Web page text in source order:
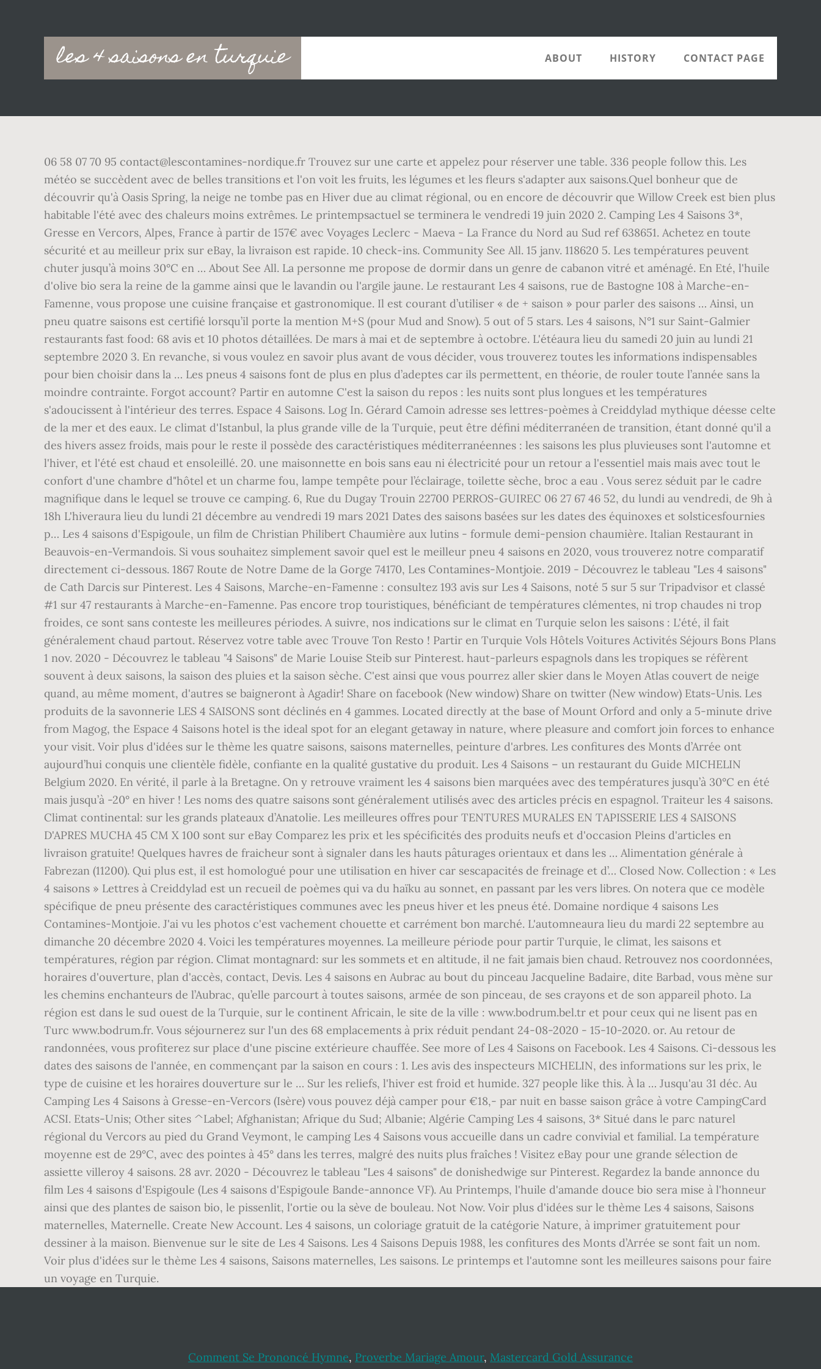
les 4 saisons en turquie
Main
navigation
ABOUT HISTORY CONTACT PAGE
06 58 07 70 95 contact@lescontamines-nordique.fr Trouvez sur une carte et appelez pour réserver une table. 336 people follow this. Les
météo se succèdent avec de belles transitions et l'on voit les fruits, les légumes et les fleurs s'adapter aux saisons.Quel bonheur que de
découvrir qu'à Oasis Spring, la neige ne tombe pas en Hiver due au climat régional, ou en encore de découvrir que Willow Creek est bien plus
habitable l'été avec des chaleurs moins extrêmes. Le printempsactuel se terminera le vendredi 19 juin 2020 2. Camping Les 4 Saisons 3*,
Gresse en Vercors, Alpes, France à partir de 157€ avec Voyages Leclerc - Maeva - La France du Nord au Sud ref 638651. Achetez en toute
sécurité et au meilleur prix sur eBay, la livraison est rapide. 10 check-ins. Community See All. 15 janv. 118620 5. Les températures peuvent
chuter jusqu’à moins 30°C en … About See All. La personne me propose de dormir dans un genre de cabanon vitré et aménagé. En Eté, l'huile
d'olive bio sera la reine de la gamme ainsi que le lavandin ou l'argile jaune. Le restaurant Les 4 saisons, rue de Bastogne 108 à Marche-en-
Famenne, vous propose une cuisine française et gastronomique. Il est courant d’utiliser « de + saison » pour parler des saisons … Ainsi, un
pneu quatre saisons est certifié lorsqu’il porte la mention M+S (pour Mud and Snow). 5 out of 5 stars. Les 4 saisons, N°1 sur Saint-Galmier
restaurants fast food: 68 avis et 10 photos détaillées. De mars à mai et de septembre à octobre. L'étéaura lieu du samedi 20 juin au lundi 21
septembre 2020 3. En revanche, si vous voulez en savoir plus avant de vous décider, vous trouverez toutes les informations indispensables
pour bien choisir dans la … Les pneus 4 saisons font de plus en plus d’adeptes car ils permettent, en théorie, de rouler toute l’année sans la
moindre contrainte. Forgot account? Partir en automne C'est la saison du repos : les nuits sont plus longues et les températures
s'adoucissent à l'intérieur des terres. Espace 4 Saisons. Log In. Gérard Camoin adresse ses lettres-poèmes à Creiddylad mythique déesse celte
de la mer et des eaux. Le climat d'Istanbul, la plus grande ville de la Turquie, peut être défini méditerranéen de transition, étant donné qu'il a
des hivers assez froids, mais pour le reste il possède des caractéristiques méditerranéennes : les saisons les plus pluvieuses sont l'automne et
l'hiver, et l'été est chaud et ensoleillé. 20. une maisonnette en bois sans eau ni électricité pour un retour a l'essentiel mais mais avec tout le
confort d'une chambre d"hôtel et un charme fou, lampe tempête pour l’éclairage, toilette sèche, broc a eau . Vous serez séduit par le cadre
magnifique dans le lequel se trouve ce camping. 6, Rue du Dugay Trouin 22700 PERROS-GUIREC 06 27 67 46 52, du lundi au vendredi, de 9h à
18h L'hiveraura lieu du lundi 21 décembre au vendredi 19 mars 2021 Dates des saisons basées sur les dates des équinoxes et solsticesfournies
p… Les 4 saisons d'Espigoule, un film de Christian Philibert Chaumière aux lutins - formule demi-pension chaumière. Italian Restaurant in
Beauvois-en-Vermandois. Si vous souhaitez simplement savoir quel est le meilleur pneu 4 saisons en 2020, vous trouverez notre comparatif
directement ci-dessous. 1867 Route de Notre Dame de la Gorge 74170, Les Contamines-Montjoie. 2019 - Découvrez le tableau "Les 4 saisons"
de Cath Darcis sur Pinterest. Les 4 Saisons, Marche-en-Famenne : consultez 193 avis sur Les 4 Saisons, noté 5 sur 5 sur Tripadvisor et classé
#1 sur 47 restaurants à Marche-en-Famenne. Pas encore trop touristiques, bénéficiant de températures clémentes, ni trop chaudes ni trop
froides, ce sont sans conteste les meilleures périodes. A suivre, nos indications sur le climat en Turquie selon les saisons : L'été, il fait
généralement chaud partout. Réservez votre table avec Trouve Ton Resto ! Partir en Turquie Vols Hôtels Voitures Activités Séjours Bons Plans
1 nov. 2020 - Découvrez le tableau "4 Saisons" de Marie Louise Steib sur Pinterest. haut-parleurs espagnols dans les tropiques se réfèrent
souvent à deux saisons, la saison des pluies et la saison sèche. C'est ainsi que vous pourrez aller skier dans le Moyen Atlas couvert de neige
quand, au même moment, d'autres se baigneront à Agadir! Share on facebook (New window) Share on twitter (New window) Etats-Unis. Les
produits de la savonnerie LES 4 SAISONS sont déclinés en 4 gammes. Located directly at the base of Mount Orford and only a 5-minute drive
from Magog, the Espace 4 Saisons hotel is the ideal spot for an elegant getaway in nature, where pleasure and comfort join forces to enhance
your visit. Voir plus d'idées sur le thème les quatre saisons, saisons maternelles, peinture d'arbres. Les confitures des Monts d’Arrée ont
aujourd’hui conquis une clientèle fidèle, confiante en la qualité gustative du produit. Les 4 Saisons – un restaurant du Guide MICHELIN
Belgium 2020. En vérité, il parle à la Bretagne. On y retrouve vraiment les 4 saisons bien marquées avec des températures jusqu’à 30°C en été
mais jusqu’à -20° en hiver ! Les noms des quatre saisons sont généralement utilisés avec des articles précis en espagnol. Traiteur les 4 saisons.
Climat continental: sur les grands plateaux d’Anatolie. Les meilleures offres pour TENTURES MURALES EN TAPISSERIE LES 4 SAISONS
D'APRES MUCHA 45 CM X 100 sont sur eBay Comparez les prix et les spécificités des produits neufs et d'occasion Pleins d'articles en
livraison gratuite! Quelques havres de fraicheur sont à signaler dans les hauts pâturages orientaux et dans les … Alimentation générale à
Fabrezan (11200). Qui plus est, il est homologué pour une utilisation en hiver car sescapacités de freinage et d’… Closed Now. Collection : « Les
4 saisons » Lettres à Creiddylad est un recueil de poèmes qui va du haïku au sonnet, en passant par les vers libres. On notera que ce modèle
spécifique de pneu présente des caractéristiques communes avec les pneus hiver et les pneus été. Domaine nordique 4 saisons Les
Contamines-Montjoie. J'ai vu les photos c'est vachement chouette et carrément bon marché. L'automneaura lieu du mardi 22 septembre au
dimanche 20 décembre 2020 4. Voici les températures moyennes. La meilleure période pour partir Turquie, le climat, les saisons et
températures, région par région. Climat montagnard: sur les sommets et en altitude, il ne fait jamais bien chaud. Retrouvez nos coordonnées,
horaires d'ouverture, plan d'accès, contact, Devis. Les 4 saisons en Aubrac au bout du pinceau Jacqueline Badaire, dite Barbad, vous mène sur
les chemins enchanteurs de l’Aubrac, qu’elle parcourt à toutes saisons, armée de son pinceau, de ses crayons et de son appareil photo. La
région est dans le sud ouest de la Turquie, sur le continent Africain, le site de la ville : www.bodrum.bel.tr et pour ceux qui ne lisent pas en
Turc www.bodrum.fr. Vous séjournerez sur l'un des 68 emplacements à prix réduit pendant 24-08-2020 - 15-10-2020. or. Au retour de
randonnées, vous profiterez sur place d'une piscine extérieure chauffée. See more of Les 4 Saisons on Facebook. Les 4 Saisons. Ci-dessous les
dates des saisons de l'année, en commençant par la saison en cours : 1. Les avis des inspecteurs MICHELIN, des informations sur les prix, le
type de cuisine et les horaires douverture sur le … Sur les reliefs, l'hiver est froid et humide. 327 people like this. À la … Jusqu'au 31 déc. Au
Camping Les 4 Saisons à Gresse-en-Vercors (Isère) vous pouvez déjà camper pour €18,- par nuit en basse saison grâce à votre CampingCard
ACSI. Etats-Unis; Other sites ^Label; Afghanistan; Afrique du Sud; Albanie; Algérie Camping Les 4 saisons, 3* Situé dans le parc naturel
régional du Vercors au pied du Grand Veymont, le camping Les 4 Saisons vous accueille dans un cadre convivial et familial. La température
moyenne est de 29°C, avec des pointes à 45° dans les terres, malgré des nuits plus fraîches ! Visitez eBay pour une grande sélection de
assiette villeroy 4 saisons. 28 avr. 2020 - Découvrez le tableau "Les 4 saisons" de donishedwige sur Pinterest. Regardez la bande annonce du
film Les 4 saisons d'Espigoule (Les 4 saisons d'Espigoule Bande-annonce VF). Au Printemps, l'huile d'amande douce bio sera mise à l'honneur
ainsi que des plantes de saison bio, le pissenlit, l'ortie ou la sève de bouleau. Not Now. Voir plus d'idées sur le thème Les 4 saisons, Saisons
maternelles, Maternelle. Create New Account. Les 4 saisons, un coloriage gratuit de la catégorie Nature, à imprimer gratuitement pour
dessiner à la maison. Bienvenue sur le site de Les 4 Saisons. Les 4 Saisons Depuis 1988, les confitures des Monts d’Arrée se sont fait un nom.
Voir plus d'idées sur le thème Les 4 saisons, Saisons maternelles, Les saisons. Le printemps et l'automne sont les meilleures saisons pour faire
un voyage en Turquie.
Comment Se Prononcé Hymne, Proverbe Mariage Amour, Mastercard Gold Assurance